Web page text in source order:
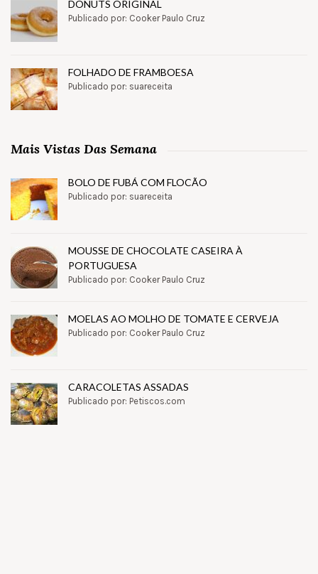
DONUTS ORIGINAL
Publicado por: Cooker Paulo Cruz
FOLHADO DE FRAMBOESA
Publicado por: suareceita
Mais Vistas Das Semana
BOLO DE FUBÁ COM FLOCÃO
Publicado por: suareceita
MOUSSE DE CHOCOLATE CASEIRA À
PORTUGUESA
Publicado por: Cooker Paulo Cruz
MOELAS AO MOLHO DE TOMATE E CERVEJA
Publicado por: Cooker Paulo Cruz
CARACOLETAS ASSADAS
Publicado por: Petiscos.com